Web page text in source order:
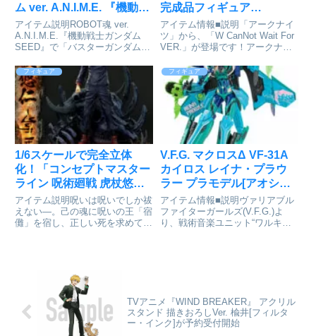
ム ver. A.N.I.M.E. 『機動戦
士ガンダムSEED』
[BANDAI SPIRITS]が予約
受付開始
アイテム説明ROBOT魂 ver.
A.N.I.M.E.『機動戦士ガンダム
SEED』で「バスターガンダム」
が勢揃いする。MS本体からアー
ムで接続する2丁の大型銃の連結
ギミックや豊富なエフェクトなど
見どころの多い...
完成品フィギュア
[Myethos]が予約受付中
アイテム情報■説明「アークナイ
ツ」から、「W CanNot Wait For
VER.」が登場です！アークナイ
VER.© 2018 Yostar, Inc.,2017
Hypergryph...
フィギュア
1/6スケールで完全立体
化！「コンセプトマスター
ライン 呪術廻戦 虎杖悠
仁」が予約受付開始
アイテム説明呪いは呪いでしか祓
えない―。己の魂に呪いの王「宿
儺」を宿し、正しい死を求めて戦
なかった逸材・虎杖悠仁。天真...
フィギュア
V.F.G. マクロスΔ VF-31A
カイロス レイナ・プラウ
ラー プラモデル[アオシマ]
が予約受付開始
アイテム情報■説明ヴァリアブル
ファイターガールズ(V.F.G.)よ
り、戦術音楽ユニット“ワルキュ
TVアニメ『WIND BREAKER』 アクリル
スタンド 描きおろしVer. 楡井[フィルタ
ー・インク]が予約受付開始